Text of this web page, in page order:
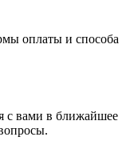
оплаты и способа
с вами в ближайшее